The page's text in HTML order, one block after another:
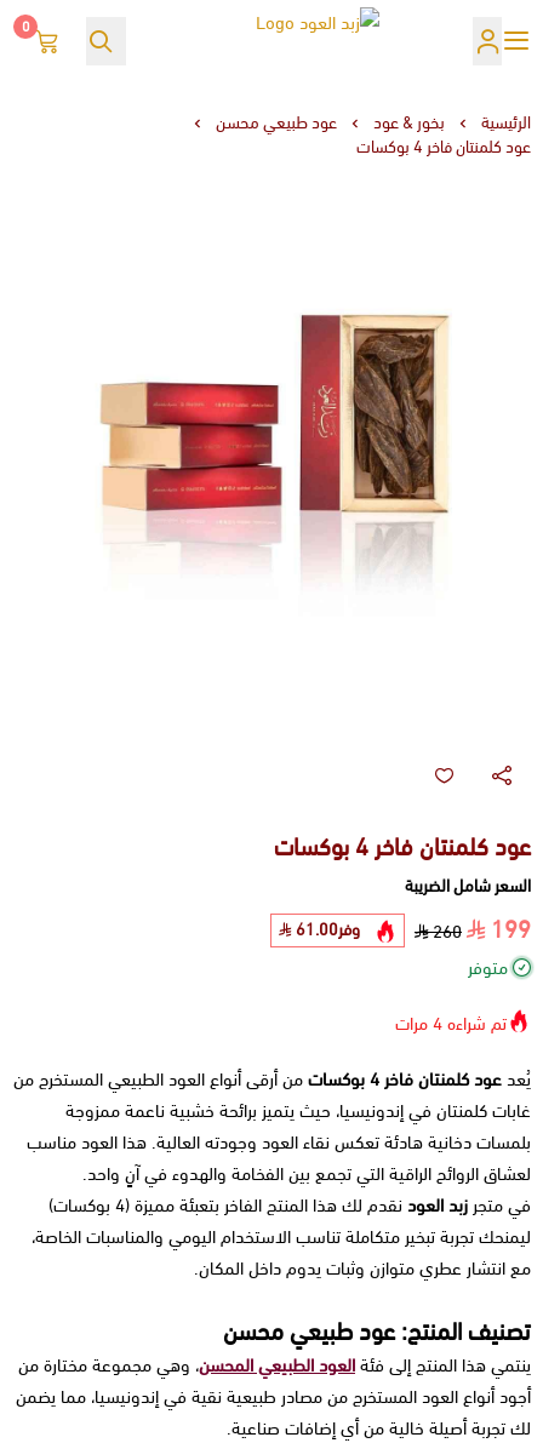
0
الرئيسية بخور & عود
عود طبيعي محسن
عود كلمنتان فاخر 4 بوكسات
عود كلمنتان فاخر 4 بوكسات
السعر شامل الضريبة
199
260 وفر61.00
متوفر
تم شراءه4مرات
يُعدعود كلمنتان فاخر 4 بوكسات
من أرقى أنواع العود الطبيعي المستخرج من
غابات كلمنتان في إندونيسيا، حيث يتميز برائحة خشبية ناعمة ممزوجة
بلمسات دخانية هادئة تعكس نقاء العود وجودته العالية. هذا العود مناسب
لعشاق الروائح الراقية التي تجمع بين الفخامة والهدوء في آنٍ واحد.
في متجر زبد العود
نقدم لك هذا المنتج الفاخر بتعبئة مميزة (4 بوكسات)
ليمنحك تجربة تبخير متكاملة تناسب الاستخدام اليومي والمناسبات الخاصة،
مع انتشار عطري متوازن وثبات يدوم داخل المكان.
تصنيف المنتج: عود طبيعي محسن
ينتمي هذا المنتج إلى فئةالعود الطبيعي المحسن، وهي مجموعة مختارة من
أجود أنواع العود المستخرج من مصادر طبيعية نقية في إندونيسيا، مما يضمن
لك تجربة أصيلة خالية من أي إضافات صناعية.